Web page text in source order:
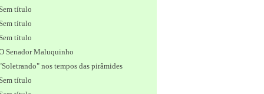
título
título
título
Senador Maluquinho
nos tempos das pirâmides
título